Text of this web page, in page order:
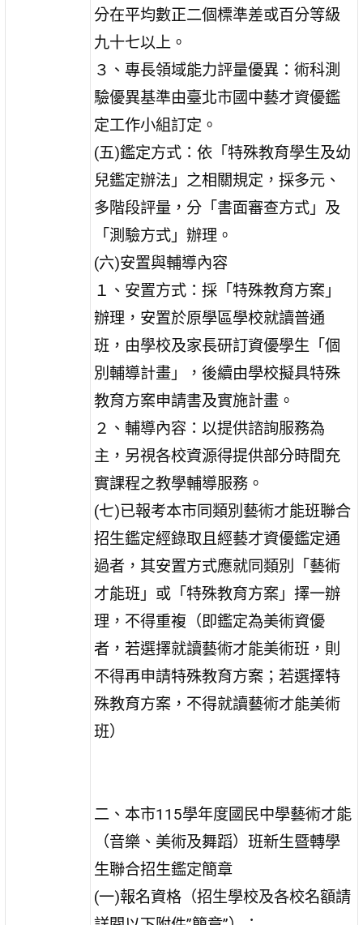
分在平均數正二個標準差或百分等級
九十七以上。
３、專長領域能力評量優異：術科測
驗優異基準由臺北市國中藝才資優鑑
定工作小組訂定。
(五)鑑定方式：依「特殊教育學生及幼
兒鑑定辦法」之相關規定，採多元、
多階段評量，分「書面審查方式」及
「測驗方式」辦理。
(六)安置與輔導內容
１、安置方式：採「特殊教育方案」
辦理，安置於原學區學校就讀普通
班，由學校及家長研訂資優學生「個
別輔導計畫」，後續由學校擬具特殊
教育方案申請書及實施計畫。
２、輔導內容：以提供諮詢服務為
主，另視各校資源得提供部分時間充
實課程之教學輔導服務。
(七)已報考本市同類別藝術才能班聯合
招生鑑定經錄取且經藝才資優鑑定通
過者，其安置方式應就同類別「藝術
才能班」或「特殊教育方案」擇一辦
理，不得重複（即鑑定為美術資優
者，若選擇就讀藝術才能美術班，則
不得再申請特殊教育方案；若選擇特
殊教育方案，不得就讀藝術才能美術
班）
二、本市115學年度國民中學藝術才能
（音樂、美術及舞蹈）班新生暨轉學
生聯合招生鑑定簡章
(一)報名資格（招生學校及各校名額請